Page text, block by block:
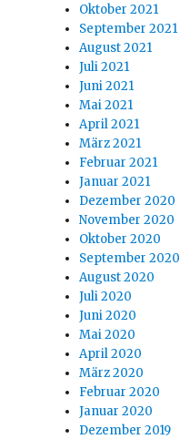
Oktober 2021
September 2021
August 2021
Juli 2021
Juni 2021
Mai 2021
April 2021
März 2021
Februar 2021
Januar 2021
Dezember 2020
November 2020
Oktober 2020
September 2020
August 2020
Juli 2020
Juni 2020
Mai 2020
April 2020
März 2020
Februar 2020
Januar 2020
Dezember 2019